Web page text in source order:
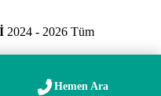
2024 - 2026 Tüm
Hemen Ara